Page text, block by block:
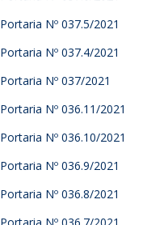
Portaria Nº 037.5/2021
Portaria Nº 037.4/2021
Portaria Nº 037/2021
Portaria Nº 036.11/2021
Portaria Nº 036.10/2021
Portaria Nº 036.9/2021
Portaria Nº 036.8/2021